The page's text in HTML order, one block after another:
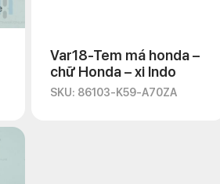
Var18-Tem má honda –
chữ Honda – xi Indo
SKU: 86103-K59-A70ZA